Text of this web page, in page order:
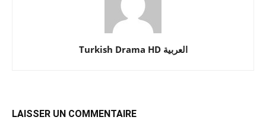
Turkish Drama HD العربية
LAISSER UN COMMENTAIRE